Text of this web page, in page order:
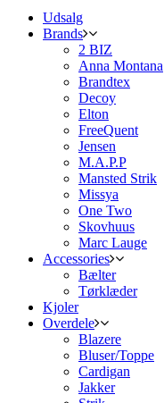
Udsalg
Brands
2 BIZ
Anna Montana
Brandtex
Decoy
Elton
FreeQuent
Jensen
M.A.P.P
Mansted Strik
Missya
One Two
Skovhuus
Marc Lauge
Accessories
Bælter
Tørklæder
Kjoler
Overdele
Blazere
Bluser/Toppe
Cardigan
Jakker